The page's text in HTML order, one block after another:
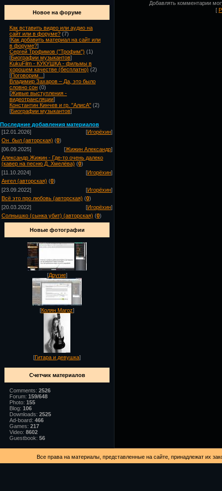
Новое на форуме
Как вставить видео или аудио на
сайт или в форуме? (7)
[Как добавить материал на сайт или
в форуме?]
Сергей Трофимов ("Трофим") (1)
[Биографии музыкантов]
KukuFilm - КУКУШКА - фильмы в
хорошем качестве (бесплатно) (2)
[Поговорим... ]
Владимир Захаров – Да, это было
словно сон (0)
[Живые выступления -
видеотрансляции]
Константин Кинчев и гр. "АлисА" (2)
[Биографии музыкантов]
Последние добавления материалов
[12.01.2026]
[Игорёхин]
Он_был (авторская) (0)
[06.09.2025]
[Жижин Александр]
Александр Жижин - Где-то очень далеко
(кавер на песню Д. Хмелёва) (0)
[11.10.2024]
[Игорёхин]
Ангел (авторская) (0)
[23.09.2022]
[Игорёхин]
Всё это про любовь (авторская) (0)
[20.03.2022]
[Игорёхин]
Солнышко (сынка убит) (авторская) (0)
Новые фотографии
[Другие]
[Колян Maroz]
[Гитара и девушка]
Счетчик материалов
Comments: 2526
Forum: 159/648
Photo: 155
Blog: 106
Downloads: 2525
Ad-board: 466
Games: 217
Video: 8602
Guestbook: 56
Добавлять комментарии
[
Все права на материалы, представленные на сайте, принадлежат их